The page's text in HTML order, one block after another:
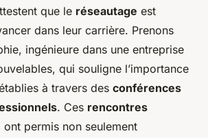
que le réseautage est
dans leur carrière. Prenons
ingénieure dans une entreprise
qui souligne l’importance
à travers des conférences
. Ces rencontres
ont permis non seulement